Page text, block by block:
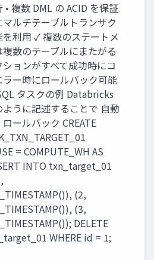
• 複数 DML の ACID を保証
ルチテーブルトランザク
を利用 ✓ 複数のステートメ
数のテーブルにまたがる
ションがすべて成功時にコ
ラー時にロールバック可能
タスクの例 Databricks
うに記述することで 自動
ールバック CREATE
= COMPUTE_WH AS
INTO txn_target_01
(2,
(3,
DELETE
WHERE id = 1;